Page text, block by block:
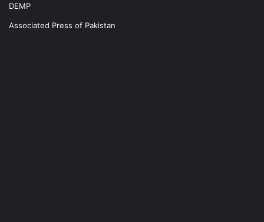
DEMP
Associated Press of Pakistan